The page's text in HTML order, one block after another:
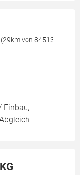
von 84513
Einbau,